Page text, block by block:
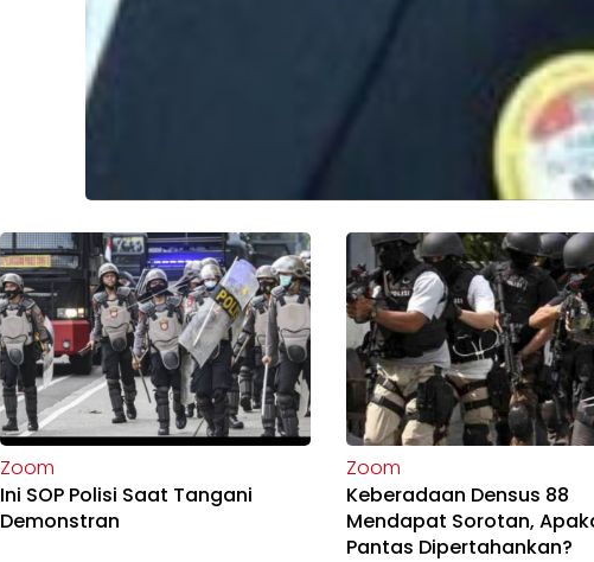
Zoom
Ini SOP Polisi Saat Tangani
Demonstran
Zoom
Keberadaan Densus 88
Mendapat Sorotan,
Pantas Dipertahankan?